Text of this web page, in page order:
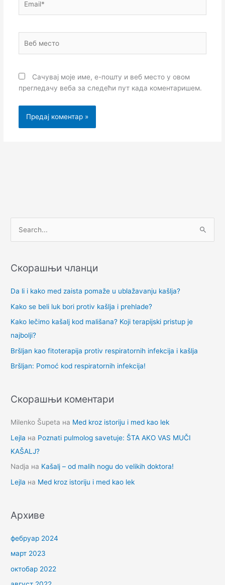
место
Сачувај моје име, е-пошту и веб место у овом
прегледачу веба за следећи пут када коментаришем.
т
а
з
а
:
Скорашњи чланци
Da li i kako med zaista pomaže u ublažavanju kašlja?
Kako se beli luk bori protiv kašlja i prehlade?
Kako lečimo kašalj kod mališana? Koji terapijski pristup je
najbolji?
Bršljan kao fitoterapija protiv respiratornih infekcija i kašlja
Bršljan: Pomoć kod respiratornih infekcija!
Скорашњи коментари
Milenko Šupeta на Med kroz istoriju i med kao lek
Lejla на Poznati pulmolog savetuje: ŠTA AKO VAS MUČI
KAŠALJ?
Nadja на Kašalj – od malih nogu do velikih doktora!
Lejla на Med kroz istoriju i med kao lek
Архиве
фебруар 2024
март 2023
октобар 2022